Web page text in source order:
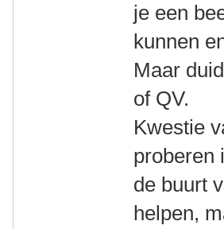
je een
kunnen
Maar
of QV.
Kwestie
proberen
de buurt
helpen,